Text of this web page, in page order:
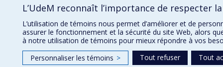
L’UdeM reconnaît l’importance de respecter
L’utilisation de témoins nous permet d’améliorer et de
assurer le fonctionnement et la sécurité du site Web, alors
à notre utilisation de témoins pour mieux répondre à vos
Personnaliser les témoins > Tout refuser Tout